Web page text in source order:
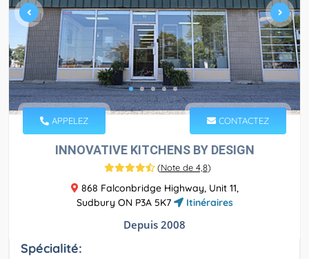
APPELEZ CONTACTEZ
INNOVATIVE KITCHENS BY DESIGN
(Note de 4,8)
868 Falconbridge Highway, Unit 11,
Sudbury ON P3A 5K7
Itinéraires
Depuis 2008
Spécialité: